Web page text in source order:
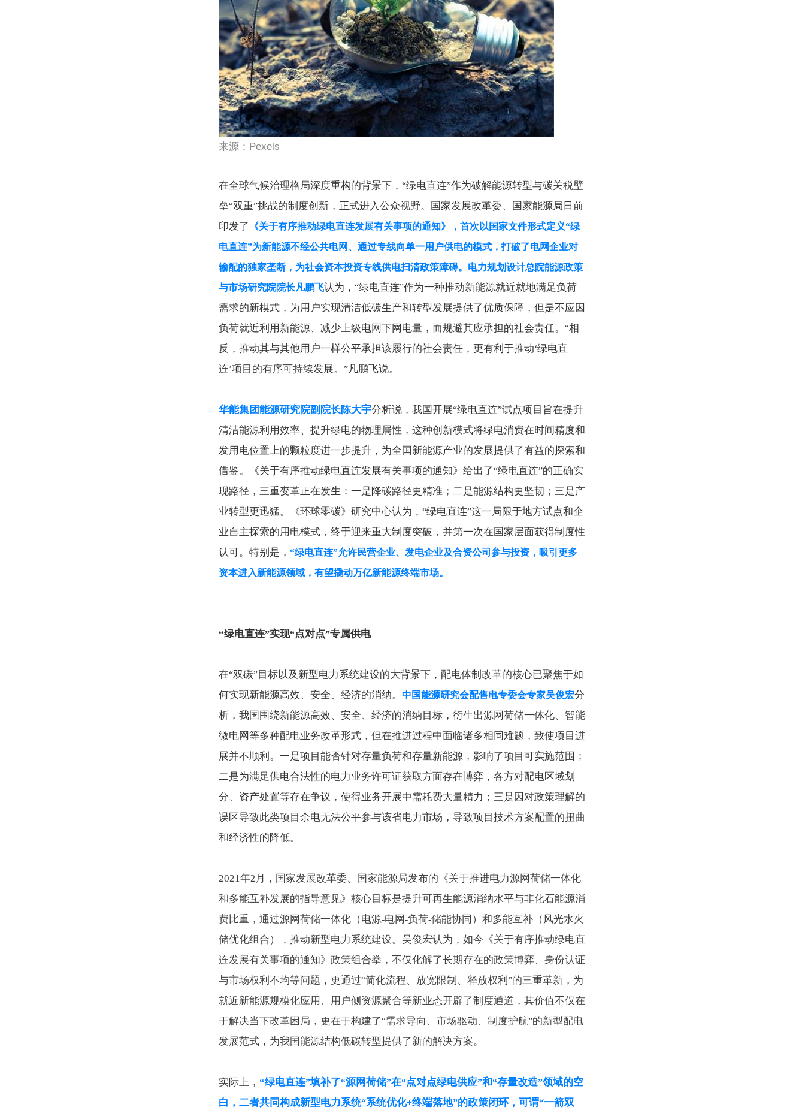
来源： Pexels
在全球气候治理格局深度重构的背景下， “绿电直连”作为破解能源转型与碳关税壁
垒“双重”挑战的制度创新，正式进入公众视野。国家发展改革委、国家能源局日前
印发了
《关于有序推动绿电直连发展有关事项的通知》，首次以国家文件形式定义“绿
电直连”为新能源不经公共电网、通过专线向单一用户供电的模式，打破了电网企业对
输配的独家垄断，为社会资本投资专线供电扫清政策障碍。电力规划设计总院能源政策
与市场研究院院长凡鹏飞认为， “绿电直连”作为一种推动新能源就近就地满足负荷
需求的新模式，为用户实现清洁低碳生产和转型发展提供了优质保障，但是不应因
负荷就近利用新能源、减少上级电网下网电量，而规避其应承担的社会责任。 “相
反，推动其与其他用户一样公平承担该履行的社会责任，更有利于推动‘绿电直
连’项目的有序可持续发展。 ”凡鹏飞说。
华能集团能源研究院副院长陈大宇分析说，我国开展“绿电直连”试点项目旨在提升
清洁能源利用效率、提升绿电的物理属性，这种创新模式将绿电消费在时间精度和
发用电位置上的颗粒度进一步提升，为全国新能源产业的发展提供了有益的探索和
借鉴。《关于有序推动绿电直连发展有关事项的通知》给出了“绿电直连”的正确实
现路径，三重变革正在发生：一是降碳路径更精准；二是能源结构更坚韧；三是产
业转型更迅猛。《环球零碳》研究中心认为， “绿电直连”这一局限于地方试点和企
业自主探索的用电模式，终于迎来重大制度突破，并第一次在国家层面获得制度性
认可。特别是， “绿电直连”允许民营企业、发电企业及合资公司参与投资，吸引更多
资本进入新能源领域，有望撬动万亿新能源终端市场。
“绿电直连”实现“点对点”专属供电
在“双碳”目标以及新型电力系统建设的大背景下，配电体制改革的核心已聚焦于如
何实现新能源高效、安全、经济的消纳。 中国能源研究会配售电专委会专家吴俊宏分
析，我国围绕新能源高效、安全、经济的消纳目标，衍生出源网荷储一体化、智能
微电网等多种配电业务改革形式，但在推进过程中面临诸多相同难题，致使项目进
展并不顺利。一是项目能否针对存量负荷和存量新能源，影响了项目可实施范围；
二是为满足供电合法性的电力业务许可证获取方面存在博弈，各方对配电区域划
分、资产处置等存在争议，使得业务开展中需耗费大量精力；三是因对政策理解的
误区导致此类项目余电无法公平参与该省电力市场，导致项目技术方案配置的扭曲
和经济性的降低。
2021年2 月，国家发展改革委、国家能源局发布的《关于推进电力源网荷储一体化
和多能互补发展的指导意见》核心目标是提升可再生能源消纳水平与非化石能源消
费比重，通过源网荷储一体化（电源-电网-负荷-储能协同）和多能互补（风光水火
储优化组合），推动新型电力系统建设。吴俊宏认为，如今《关于有序推动绿电直
连发展有关事项的通知》政策组合拳，不仅化解了长期存在的政策博弈、身份认证
与市场权利不均等问题，更通过“简化流程、放宽限制、释放权利 ”的三重革新，为
就近新能源规模化应用、用户侧资源聚合等新业态开辟了制度通道，其价值不仅在
于解决当下改革困局，更在于构建了“需求导向、市场驱动、制度护航”的新型配电
发展范式，为我国能源结构低碳转型提供了新的解决方案。
实际上， “绿电直连”填补了“源网荷储”在“点对点绿电供应”和“存量改造”领域的空
白，二者共同构成新型电力系统“系统优化+终端落地”的政策闭环，可谓“一箭双